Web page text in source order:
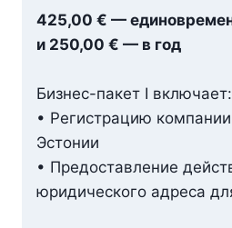
425,00 € —
и 250,00 € — в год
Бизнес-пакет I включает:
• Регистрацию
Эстонии
• Предоставление
юридического адреса